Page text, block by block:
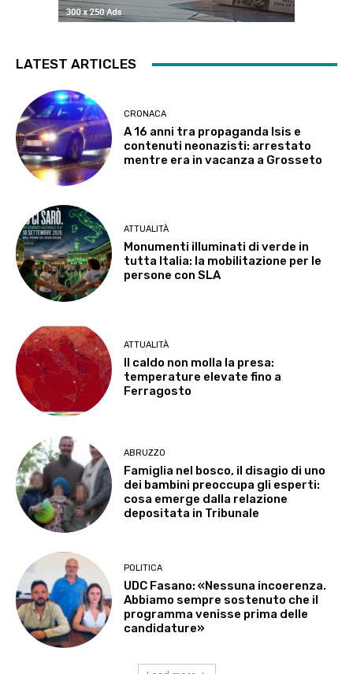
LATEST ARTICLES
CRONACA
A 16 anni tra propaganda Isis e
contenuti neonazisti: arrestato
mentre era in vacanza a Grosseto
ATTUALITÀ
Monumenti illuminati di verde in
tutta Italia: la mobilitazione per le
persone con SLA
ATTUALITÀ
Il caldo non molla la presa:
temperature elevate fino a
Ferragosto
ABRUZZO
Famiglia nel bosco, il disagio di uno
dei bambini preoccupa gli esperti:
cosa emerge dalla relazione
depositata in Tribunale
POLITICA
UDC Fasano: «Nessuna incoerenza.
Abbiamo sempre sostenuto che il
programma venisse prima delle
candidature»